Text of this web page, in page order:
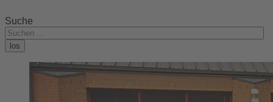
Suche
los